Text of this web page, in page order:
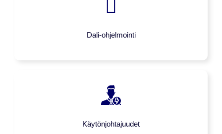
Dali-ohjelmointi
Käytönjohtajuudet